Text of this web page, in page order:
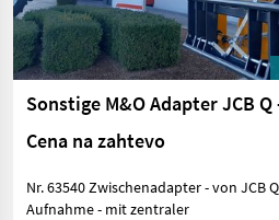
Cena na zahtevo
Nr. 63540 Zwischenadapter - von JCB Q-Fit auf EURO-
Aufnahme - mit zentraler